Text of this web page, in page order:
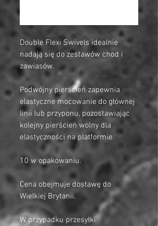
Powiadom, gdy artykuł będzie
Double Flexi Swivels idealnie
nadają się do zestawów chod i
zawiasów.
Podwójny pierścień zapewnia
elastyczne mocowanie do głównej
linii lub przyponu, pozostawiając
kolejny pierścień wolny dla
elastyczności na platformie.
10 w opakowaniu.
Cena obejmuje dostawę do
Wielkiej Brytanii.
W przypadku przesyłki